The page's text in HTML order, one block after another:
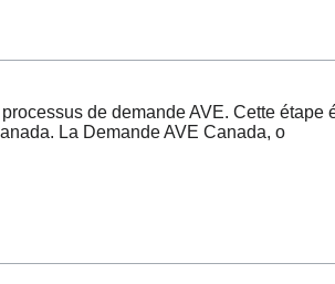
de demande AVE. Cette étape
La Demande AVE Canada, o